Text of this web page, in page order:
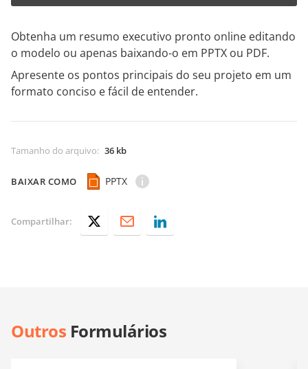
Obtenha um resumo executivo pronto online editando
o modelo ou apenas baixando-o em PPTX ou PDF.
Apresente os pontos principais do seu projeto em um
formato conciso e fácil de entender.
Tamanho do arquivo: 36 kb
BAIXAR COMO PPTX
Compartilhar:
Outros Formulários